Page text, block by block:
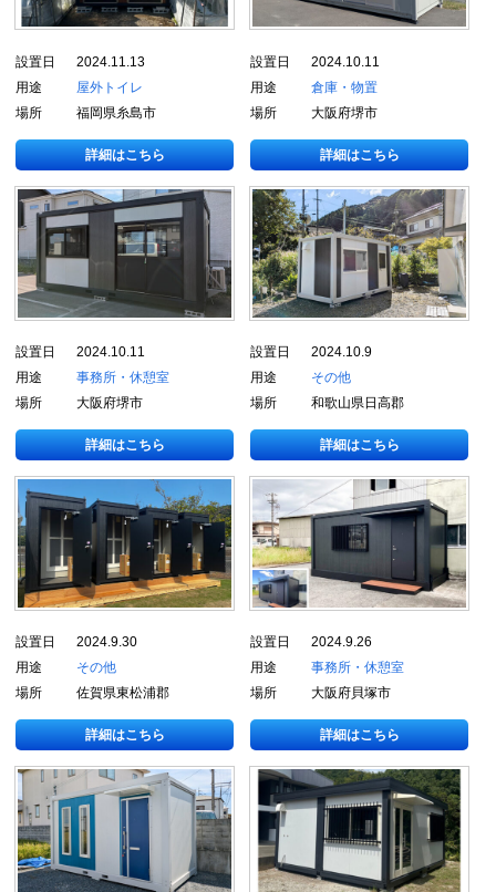
設置日
2024.11.13
用途
屋外トイレ
場所
福岡県糸島市
詳細はこちら
設置日
2024.10.11
用途
倉庫・物置
場所
大阪府堺市
詳細はこちら
設置日
2024.10.11
用途
事務所・休憩室
場所
大阪府堺市
詳細はこちら
設置日
2024.10.9
用途
その他
場所
和歌山県日高郡
詳細はこちら
設置日
2024.9.30
用途
その他
場所
佐賀県東松浦郡
詳細はこちら
設置日
2024.9.26
用途
事務所・休憩室
場所
大阪府貝塚市
詳細はこちら